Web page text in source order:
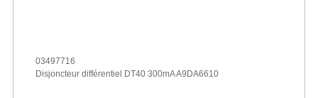
03497716
Disjoncteur différentiel DT40 300mA A9DA6610